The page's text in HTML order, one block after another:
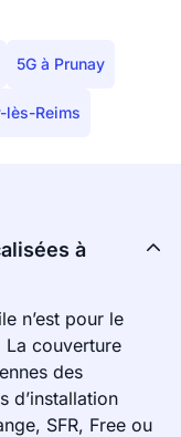
5G à Prunay
lès-Reims
à
n’est pour le
La couverture
des
d’installation
SFR, Free ou